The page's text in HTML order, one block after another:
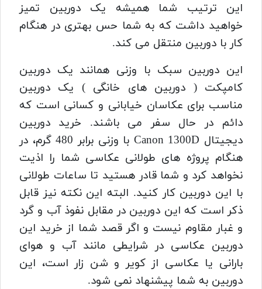
این ترتیب شما همیشه یک دوربین تمیز
خواهید داشت که به شما حس بهتری در هنگام
کار با دوربین منتقل می کند.
این دوربین سبک با وزنی همانند یک دوربین
کامپکت ( دوربین های خانگی ) یک دوربین
مناسب برای عکاسان خیابانی و کسانی است که
دائم در حال سفر می باشند. خرید دوربین
دیجیتال Canon 1300D با وزنی برابر 480 گرم، در
هنگام پروژه های طولانی عکاسی شما را اذیت
نخواهد کرد و شما قادر هستید تا ساعات طولانی
با این دوربین کار کنید. البته این نکته نیز قابل
ذکر است که این دوربین در مقابل نفوذ آب و گرد
و غبار مقاوم نیست و اگر قصد شما از خرید این
دوربین عکاسی در شرایطی مانند آب و هوای
بارانی یا عکاسی از کویر و شن زار است، این
دوربین به شما پیشنهاد نمی شود.